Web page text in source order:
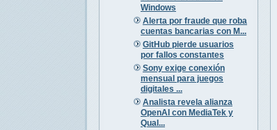
Windows
Alerta por fraude que roba
cuentas bancarias con M...
GitHub pierde usuarios
por fallos constantes
Sony exige conexión
mensual para juegos
digitales ...
Analista revela alianza
OpenAI con MediaTek y
Qual...